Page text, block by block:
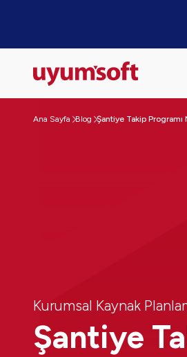
Ana Sayfa Blog Şantiye Takip Programı
Kurumsal Kaynak
Şantiye